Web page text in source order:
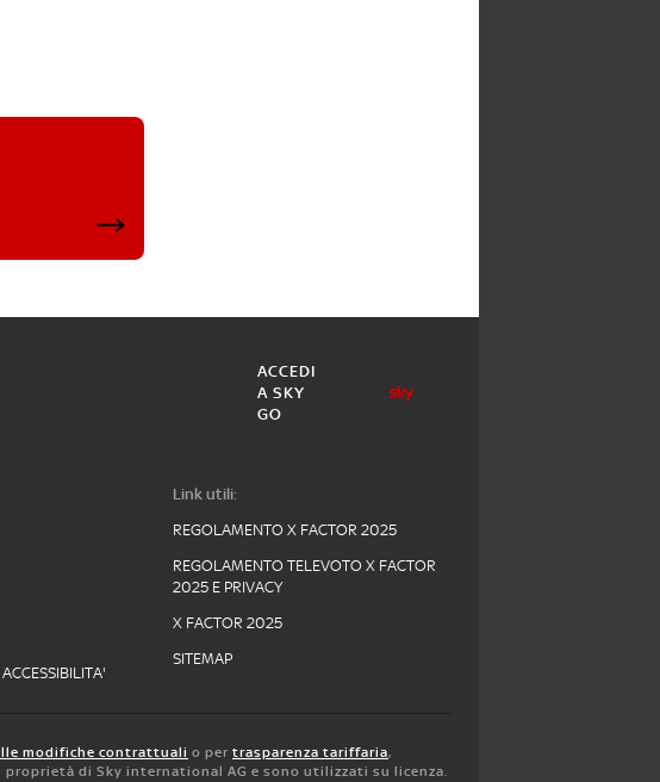
ACCEDI
A SKY
GO
Link utili:
REGOLAMENTO X FACTOR 2025
REGOLAMENTO TELEVOTO X FACTOR
2025 E PRIVACY
X FACTOR 2025
SITEMAP
modifiche contrattuali o per trasparenza tariffaria,
di Sky international AG e sono utilizzati su licenza.